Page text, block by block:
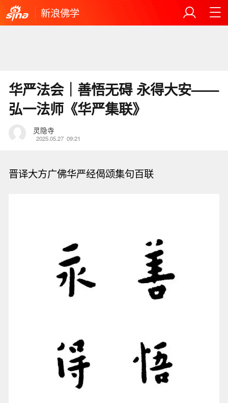
新浪佛学
华严法会｜善悟无碍 永得大安——
弘一法师《华严集联》
灵隐寺
2025.05.27 09:21
晋译大方广佛华严经偈颂集句百联